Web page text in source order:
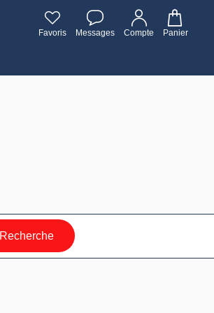
Favoris Messages Compte Panier
Recherche